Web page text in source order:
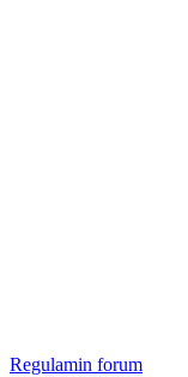
Regulamin forum